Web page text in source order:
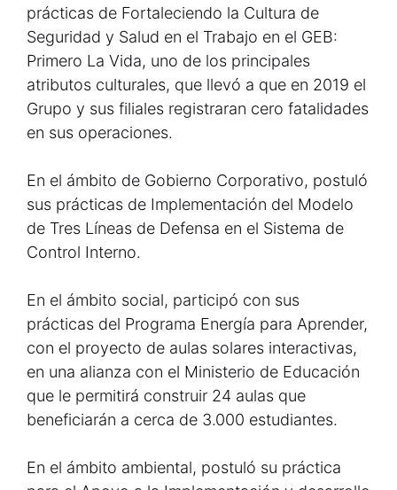
prácticas de Fortaleciendo la Cultura de
Seguridad y Salud en el Trabajo en el GEB:
Primero La Vida, uno de los principales
atributos culturales, que llevó a que en 2019 el
Grupo y sus filiales registraran cero fatalidades
en sus operaciones.
En el ámbito de Gobierno Corporativo, postuló
sus prácticas de Implementación del Modelo
de Tres Líneas de Defensa en el Sistema de
Control Interno.
En el ámbito social, participó con sus
prácticas del Programa Energía para Aprender,
con el proyecto de aulas solares interactivas,
en una alianza con el Ministerio de Educación
que le permitirá construir 24 aulas que
beneficiarán a cerca de 3.000 estudiantes.
En el ámbito ambiental, postuló su práctica